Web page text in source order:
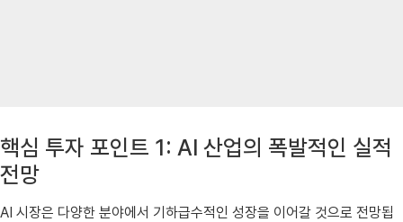
핵심 투자 포인트 1: AI 산업의 폭발적인 실적
전망
AI 시장은 다양한 분야에서 기하급수적인 성장을 이어갈 것으로 전망됩